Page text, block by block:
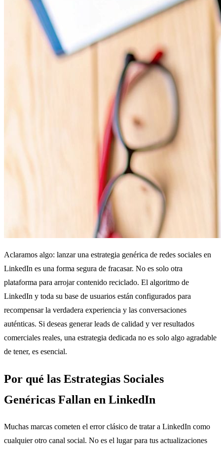
Aclaramos algo: lanzar una estrategia genérica de redes sociales en
LinkedIn es una forma segura de fracasar. No es solo otra
plataforma para arrojar contenido reciclado. El algoritmo de
LinkedIn y toda su base de usuarios están configurados para
recompensar la verdadera experiencia y las conversaciones
auténticas. Si deseas generar leads de calidad y ver resultados
comerciales reales, una estrategia dedicada no es solo algo agradable
de tener, es esencial.
Por qué las Estrategias Sociales
Genéricas Fallan en LinkedIn
Muchas marcas cometen el error clásico de tratar a LinkedIn como
cualquier otro canal social. No es el lugar para tus actualizaciones